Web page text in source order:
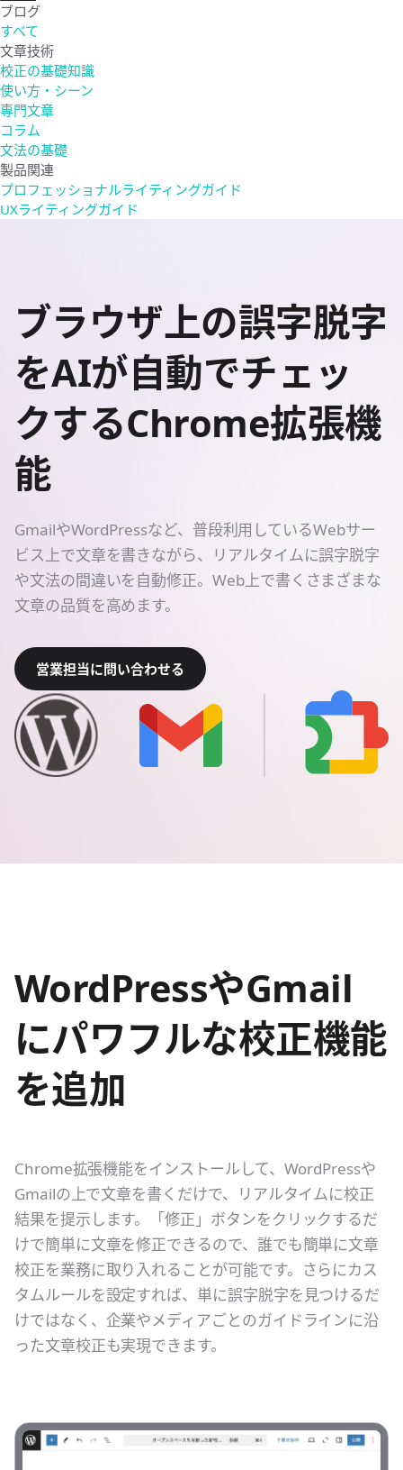
ブログ
すべて
文章技術
校正の基礎知識
使い方・シーン
専門文章
コラム
文法の基礎
製品関連
プロフェッショナルライティングガイド
UXライティングガイド
ブラウザ上の誤字脱字
をAIが自動でチェッ
クするChrome拡張機
能
GmailやWordPressなど、普段利用しているWebサー
ビス上で文章を書きながら、リアルタイムに誤字脱字
や文法の間違いを自動修正。Web上で書くさまざまな
文章の品質を高めます。
営業担当に問い合わせる
WordPressやGmail
にパワフルな校正機能
を追加
Chrome拡張機能をインストールして、WordPressや
Gmailの上で文章を書くだけで、リアルタイムに校正
結果を提示します。「修正」ボタンをクリックするだ
けで簡単に文章を修正できるので、誰でも簡単に文章
校正を業務に取り入れることが可能です。さらにカス
タムルールを設定すれば、単に誤字脱字を見つけるだ
けではなく、企業やメディアごとのガイドラインに沿
った文章校正も実現できます。